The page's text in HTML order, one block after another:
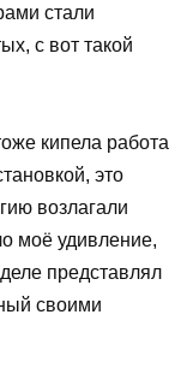
стали
с вот такой
кипела работа
это
возлагали
моё удивление,
представлял
своими